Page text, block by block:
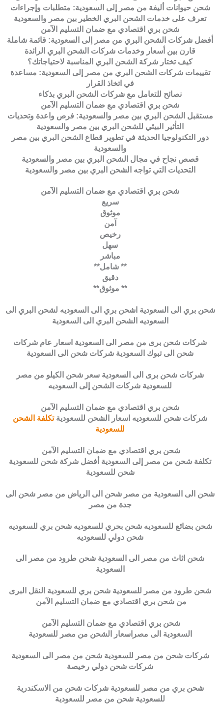
شحن حيوانات أليفة من مصر إلى السعودية: متطلبات وإجراءات
تعرف على خدمات الشحن البري الخطير بين مصر والسعودية
شحن بري اقتصادي مع ضمان التسليم الآمن
أفضل شركات الشحن البري من مصر إلى السعودية: قائمة شاملة
قارن بين أسعار وخدمات شركات الشحن البري الرائدة
كيف تختار شركة الشحن البري المناسبة لاحتياجاتك؟
تقييمات شركات الشحن البري من مصر إلى السعودية: مساعدة
في اتخاذ القرار
نصائح للتعامل مع شركات الشحن البري بذكاء
شحن بري اقتصادي مع ضمان التسليم الآمن
مستقبل الشحن البري بين مصر والسعودية: فرص واعدة وتحديات
التأثير البيئي للشحن البري بين مصر والسعودية
دور التكنولوجيا الحديثة في تطوير قطاع الشحن البري بين مصر
والسعودية
قصص نجاح في مجال الشحن البري بين مصر والسعودية
التحديات التي تواجه الشحن البري بين مصر والسعودية
شحن بري اقتصادي مع ضمان التسليم الآمن
سريع
موثوق
آمن
رخيص
سهل
مباشر
** شامل**
دقيق
** موثوق**
شحن بري الى السعودية اشحن بري الى السعوديه لشحن البري الى
السعوديه الشحن البري الى السعودية
شركات شحن برى من مصر الى السعودية اسعار عام شركات
شحن الى تبوك السعودية شركات شحن الى السعودية
شركات شحن برى الى السعودية سعر شحن الكيلو من مصر
للسعودية شركات الشحن إلى السعوديه
شحن بري اقتصادي مع ضمان التسليم الآمن
شركات شحن للسعوديه اسعار الشحن للسعوديةتكلفة الشحن
للسعودية
شحن بري اقتصادي مع ضمان التسليم الآمن
تكلفة شحن من مصر إلى السعودية أفضل شركة شحن للسعودية
شحن للسعودية
شحن الى السعودية من مصر شحن الى الرياض من مصر شحن الى
جدة من مصر
شحن بضائع للسعوديه شحن بحري للسعوديه شحن بري للسعوديه
شحن دولي للسعوديه
شحن اثاث من مصر الى السعودية شحن طرود من مصر الى
السعودية
شحن طرود من مصر للسعودية شحن بري للسعودية النقل البرى
من شحن بري اقتصادي مع ضمان التسليم الآمن
شحن بري اقتصادي مع ضمان التسليم الآمن
السعودية الى مصراسعار الشحن من مصر للسعودية
شركات شحن من مصر للسعودية شحن من مصر الى السعودية
شركات شحن دولي رخيصة
شحن بري من مصر للسعودية شركات شحن من الاسكندرية
للسعودية شحن من مصر للسعودية